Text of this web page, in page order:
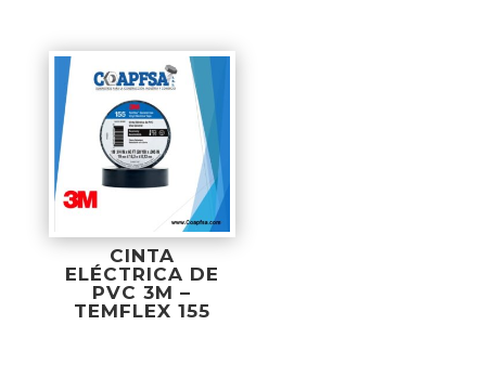
CINTA
ELÉCTRICA DE
PVC 3M –
TEMFLEX 155